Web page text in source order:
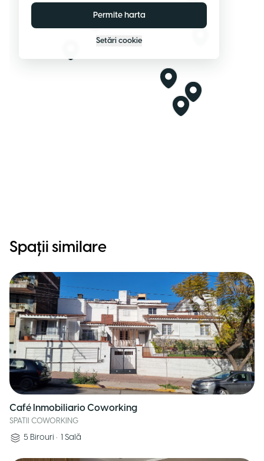
Permite harta
Setări cookie
Spații similare
Café Inmobiliario Coworking
SPATII COWORKING
5 Birouri • 1 Sală